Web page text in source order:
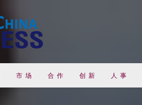
市 场 合 作 创 新 人 事